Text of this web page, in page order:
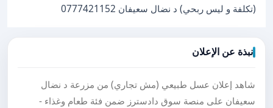
(تكلفة و ليس ربحي) د نضال سعيفان 0777421152
نبذة عن الإعلان
شاهد إعلان عسل طبيعي (مش تجاري) من مزرعة د نضال
سعيفان على منصة سوق دادسترز ضمن فئة طعام وغذاء -